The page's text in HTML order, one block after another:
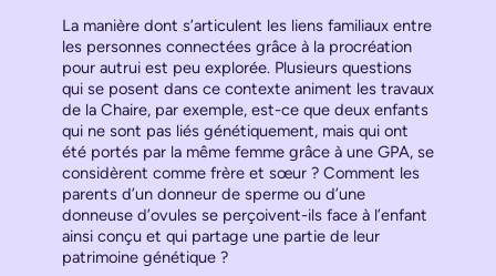
La manière dont s’articulent les liens familiaux entre
les personnes connectées grâce à la procréation
pour autrui est peu explorée. Plusieurs questions
qui se posent dans ce contexte animent les travaux
de la Chaire, par exemple, est-ce que deux enfants
qui ne sont pas liés génétiquement, mais qui ont
été portés par la même femme grâce à une GPA, se
considèrent comme frère et sœur ? Comment les
parents d’un donneur de sperme ou d’une
donneuse d’ovules se perçoivent-ils face à l’enfant
ainsi conçu et qui partage une partie de leur
patrimoine génétique ?